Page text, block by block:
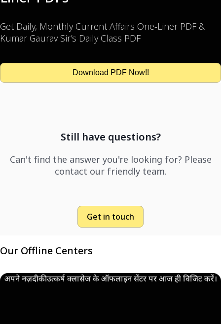
Get Daily, Monthly Current Affairs One-Liner PDF &
Kumar Gaurav Sir’s Daily Class PDF
Download PDF Now!!
Still have questions?
Can't find the answer you're looking for? Please
contact our friendly team.
Get in touch
Our Offline Centers
अपने नज़दीकी उत्कर्ष क्लासेज के ऑफलाइन सेंटर पर आज ही विजिट करें।